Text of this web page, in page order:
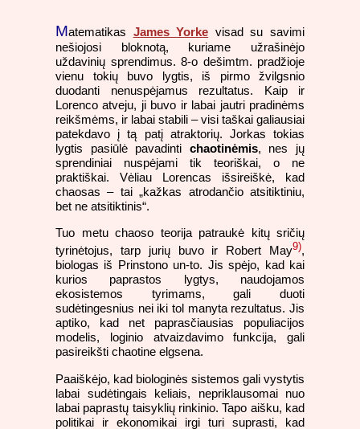
Matematikas James Yorke visad su savimi
nešiojosi bloknotą, kuriame užrašinėjo
uždavinių sprendimus. 8-o dešimtm. pradžioje
vienu tokių buvo lygtis, iš pirmo žvilgsnio
duodanti nenuspėjamus rezultatus. Kaip ir
Lorenco atveju, ji buvo ir labai jautri pradinėms
reikšmėms, ir labai stabili – visi taškai galiausiai
patekdavo į tą patį atraktorių. Jorkas tokias
lygtis pasiūlė pavadinti chaotinėmis, nes jų
sprendiniai nuspėjami tik teoriškai, o ne
praktiškai. Vėliau Lorencas išsireiškė, kad
chaosas – tai „kažkas atrodančio atsitiktiniu,
bet ne atsitiktinis“.
Tuo metu chaoso teorija patraukė kitų sričių
tyrinėtojus, tarp jurių buvo ir Robert May9),
biologas iš Prinstono un-to. Jis spėjo, kad kai
kurios paprastos lygtys, naudojamos
ekosistemos tyrimams, gali duoti
sudėtingesnius nei iki tol manyta rezultatus. Jis
aptiko, kad net paprasčiausias populiacijos
modelis, loginio atvaizdavimo funkcija, gali
pasireikšti chaotine elgsena.
Paaiškėjo, kad biologinės sistemos gali vystytis
labai sudėtingais keliais, nepriklausomai nuo
labai paprastų taisyklių rinkinio. Tapo aišku, kad
politikai ir ekonomikai irgi turi suprasti, kad